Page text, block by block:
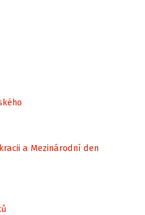
a Mezinárodní den